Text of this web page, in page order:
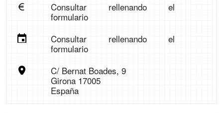
Consultar rellenando el
formulario
Consultar rellenando el
formulario
C/ Bernat Boades, 9
Girona 17005
España